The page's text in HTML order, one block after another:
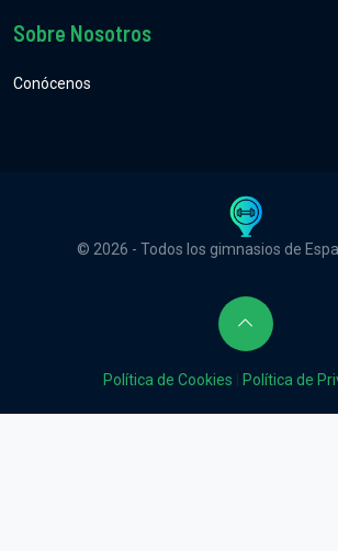
Sobre Nosotros
Conócenos
© 2026 - Todos los gimnasios de
Política de Cookies Política de